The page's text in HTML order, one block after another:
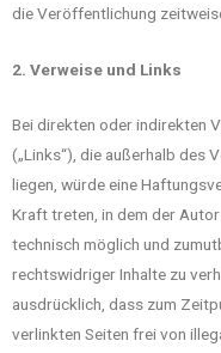
die Veröffentlichung
2. Verweise und Links
Bei direkten oder indirekten
(„Links“), die außerhalb des
liegen, würde eine
Kraft treten, in dem der
technisch möglich und
rechtswidriger Inhalte zu
ausdrücklich, dass zum
verlinkten Seiten frei von